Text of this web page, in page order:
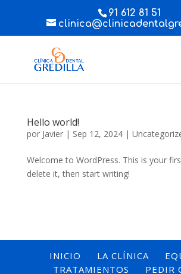
91 612 81 51
Hello world!
por Javier| Sep 12, 2024|
Welcome to WordPress. This is your
delete it, then start writing!
INICIO LA CLÍNICA
TRATAMIENTOS
PEDIR